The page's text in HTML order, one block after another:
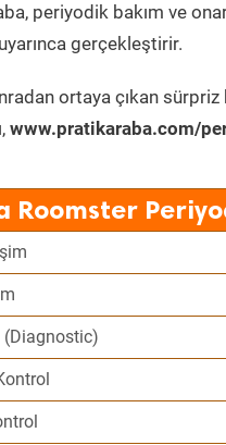
periyodik bakım ve
gerçekleştirir.
ortaya çıkan sürpriz
www.pratikaraba.com/
Roomster
(Diagnostic)